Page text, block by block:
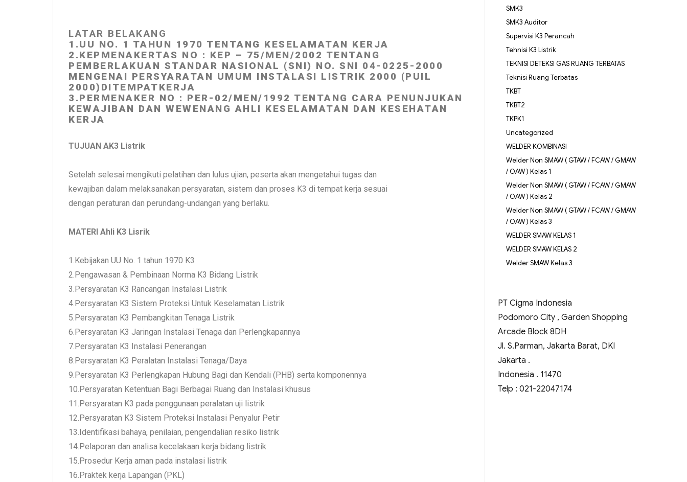
LATAR BELAKANG
1.UU NO. 1 TAHUN 1970 TENTANG KESELAMATAN KERJA
2.KEPMENAKERTAS NO : KEP – 75/MEN/2002 TENTANG
PEMBERLAKUAN STANDAR NASIONAL (SNI) NO. SNI 04-0225-2000
MENGENAI PERSYARATAN UMUM INSTALASI LISTRIK 2000 (PUIL
2000)DITEMPATKERJA
3.PERMENAKER NO : PER-02/MEN/1992 TENTANG CARA PENUNJUKAN
KEWAJIBAN DAN WEWENANG AHLI KESELAMATAN DAN KESEHATAN
KERJA
TUJUAN AK3 Listrik
Setelah selesai mengikuti pelatihan dan lulus ujian, peserta akan mengetahui tugas dan
kewajiban dalam melaksanakan persyaratan, sistem dan proses K3 di tempat kerja sesuai
dengan peraturan dan perundang-undangan yang berlaku.
MATERI Ahli K3 Lisrik
1.Kebijakan UU No. 1 tahun 1970 K3
2.Pengawasan & Pembinaan Norma K3 Bidang Listrik
3.Persyaratan K3 Rancangan Instalasi Listrik
4.Persyaratan K3 Sistem Proteksi Untuk Keselamatan Listrik
5.Persyaratan K3 Pembangkitan Tenaga Listrik
6.Persyaratan K3 Jaringan Instalasi Tenaga dan Perlengkapannya
7.Persyaratan K3 Instalasi Penerangan
8.Persyaratan K3 Peralatan Instalasi Tenaga/Daya
9.Persyaratan K3 Perlengkapan Hubung Bagi dan Kendali (PHB) serta komponennya
10.Persyaratan Ketentuan Bagi Berbagai Ruang dan Instalasi khusus
11.Persyaratan K3 pada penggunaan peralatan uji listrik
12.Persyaratan K3 Sistem Proteksi Instalasi Penyalur Petir
13.Identifikasi bahaya, penilaian, pengendalian resiko listrik
14.Pelaporan dan analisa kecelakaan kerja bidang listrik
15.Prosedur Kerja aman pada instalasi listrik
16.Praktek kerja Lapangan (PKL)
SMK3
SMK3 Auditor
Supervisi K3 Perancah
Tehnisi K3 Listrik
TEKNISI DETEKSI GAS RUANG TERBATAS
Teknisi Ruang Terbatas
TKBT
TKBT2
TKPK1
Uncategorized
WELDER KOMBINASI
Welder Non SMAW ( GTAW / FCAW / GMAW
/ OAW ) Kelas 1
Welder Non SMAW ( GTAW / FCAW / GMAW
/ OAW ) Kelas 2
Welder Non SMAW ( GTAW / FCAW / GMAW
/ OAW ) Kelas 3
WELDER SMAW KELAS 1
WELDER SMAW KELAS 2
Welder SMAW Kelas 3
PT Cigma Indonesia
Podomoro City , Garden Shopping
Arcade Block 8DH
Jl. S.Parman, Jakarta Barat, DKI
Jakarta .
Indonesia . 11470
Telp : 021-22047174